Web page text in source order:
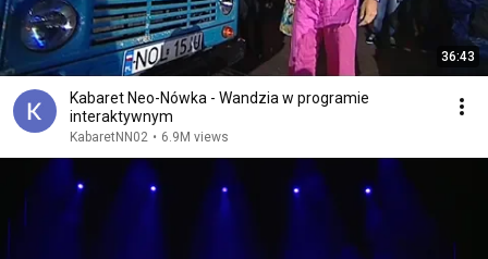
36:43
Kabaret Neo-Nówka - Wandzia w programie
interaktywnym
KabaretNN02 • 6.9M views